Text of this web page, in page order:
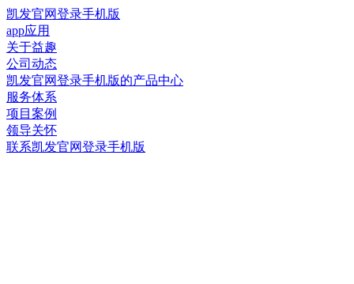
凯发官网登录手机版
app应用
关于益趣
公司动态
凯发官网登录手机版的产品中心
服务体系
项目案例
领导关怀
联系凯发官网登录手机版